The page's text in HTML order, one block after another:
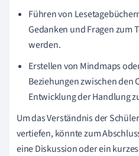
Führen von
Gedanken und Fragen zum
werden.
Erstellen von Mindmaps
Beziehungen zwischen den
Entwicklung der Handlung
Um das Verständnis der
vertiefen, könnte zum
eine Diskussion oder ein